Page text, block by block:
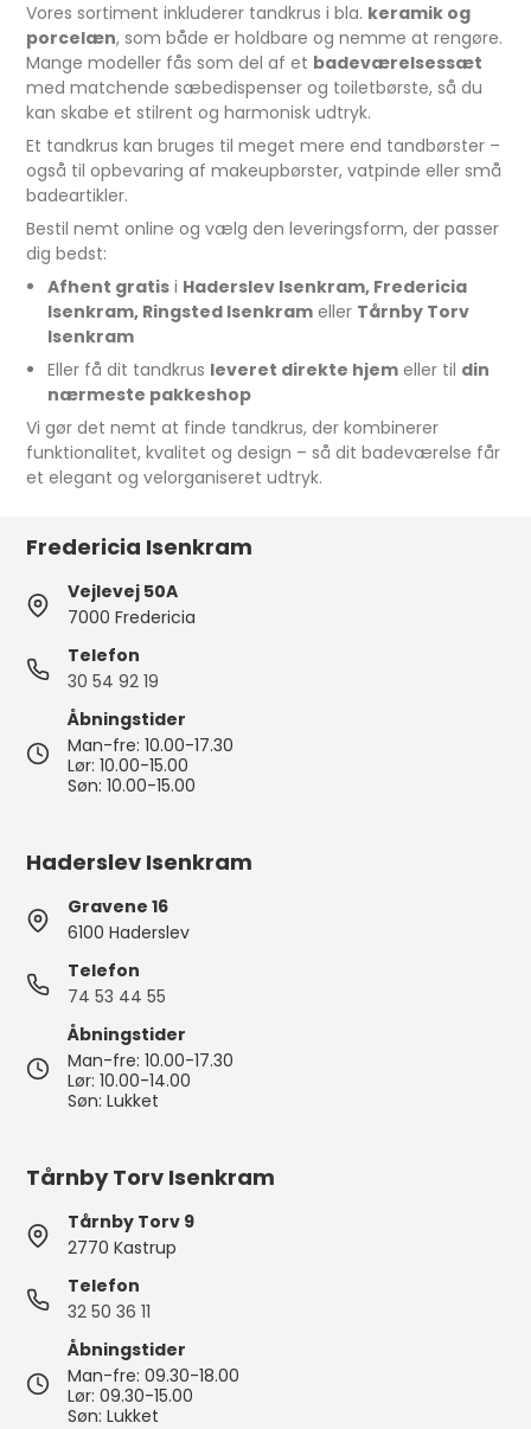
Vores sortiment inkluderer tandkrus i bla. keramik og
porcelæn, som både er holdbare og nemme at rengøre.
Mange modeller fås som del af et badeværelsessæt
med matchende sæbedispenser og toiletbørste, så du
kan skabe et stilrent og harmonisk udtryk.
Et tandkrus kan bruges til meget mere end tandbørster –
også til opbevaring af makeupbørster, vatpinde eller små
badeartikler.
Bestil nemt online og vælg den leveringsform, der passer
dig bedst:
Afhent gratisi Haderslev Isenkram, Fredericia
Isenkram, Ringsted Isenkrameller Tårnby Torv
Isenkram
Eller få dit tandkrus leveret direkte hjemeller til din
nærmeste pakkeshop
Vi gør det nemt at finde tandkrus, der kombinerer
funktionalitet, kvalitet og design – så dit badeværelse får
et elegant og velorganiseret udtryk.
Fredericia Isenkram
Vejlevej 50A
7000 Fredericia
Telefon
30 54 92 19
Åbningstider
Man-fre: 10.00-17.30
Lør: 10.00-15.00
Søn: 10.00-15.00
Haderslev Isenkram
Gravene 16
6100 Haderslev
Telefon
74 53 44 55
Åbningstider
Man-fre: 10.00-17.30
Lør: 10.00-14.00
Søn: Lukket
Tårnby Torv Isenkram
Tårnby Torv 9
2770 Kastrup
Telefon
32 50 36 11
Åbningstider
Man-fre: 09.30-18.00
Lør: 09.30-15.00
Søn: Lukket